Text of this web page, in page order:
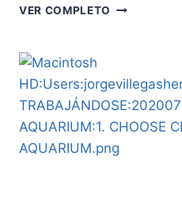
VER COMPLETO “CHOOSE
COCINAR
UNAS
RICAS
ALBÓNDIGAS